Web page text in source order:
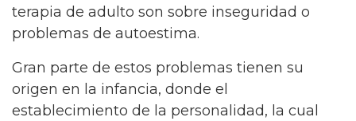
terapia de adulto son sobre inseguridad o
problemas de autoestima.
Gran parte de estos problemas tienen su
origen en la infancia, donde el
establecimiento de la personalidad, la cual